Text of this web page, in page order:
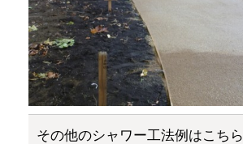
その他のシャワー工法例はこちら